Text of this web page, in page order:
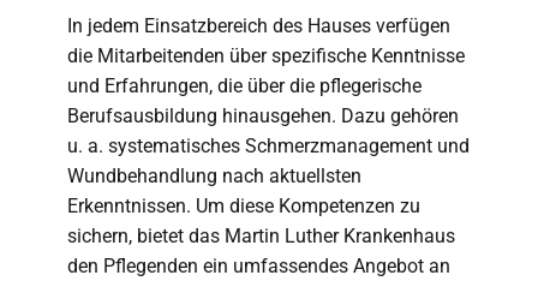
In jedem Einsatzbereich des Hauses verfügen
die Mitarbeitenden über spezifische Kenntnisse
und Erfahrungen, die über die pflegerische
Berufsausbildung hinausgehen. Dazu gehören
u. a. systematisches Schmerzmanagement und
Wundbehandlung nach aktuellsten
Erkenntnissen. Um diese Kompetenzen zu
sichern, bietet das Martin Luther Krankenhaus
den Pflegenden ein umfassendes Angebot an